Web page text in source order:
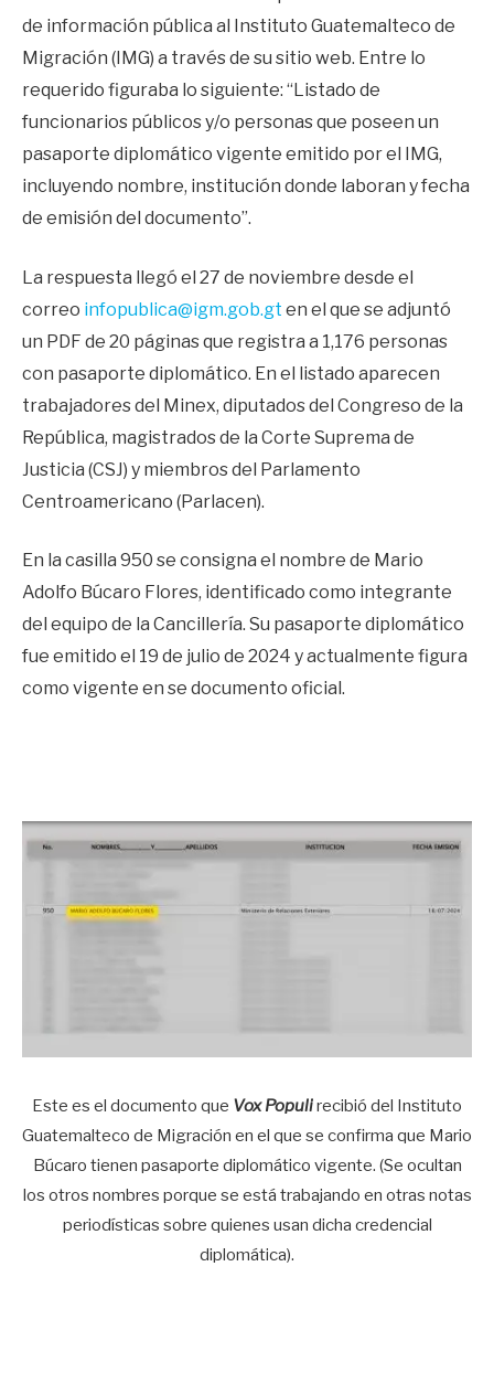
de información pública al Instituto Guatemalteco de
Migración (IMG) a través de su sitio web. Entre lo
requerido figuraba lo siguiente: “Listado de
funcionarios públicos y/o personas que poseen un
pasaporte diplomático vigente emitido por el IMG,
incluyendo nombre, institución donde laboran y fecha
de emisión del documento”.
La respuesta llegó el 27 de noviembre desde el
correo infopublica@igm.gob.gt en el que se adjuntó
un PDF de 20 páginas que registra a 1,176 personas
con pasaporte diplomático. En el listado aparecen
trabajadores del Minex, diputados del Congreso de la
República, magistrados de la Corte Suprema de
Justicia (CSJ) y miembros del Parlamento
Centroamericano (Parlacen).
En la casilla 950 se consigna el nombre de Mario
Adolfo Búcaro Flores, identificado como integrante
del equipo de la Cancillería. Su pasaporte diplomático
fue emitido el 19 de julio de 2024 y actualmente figura
como vigente en se documento oficial.
Este es el documento que Vox Populirecibió del Instituto
Guatemalteco de Migración en el que se confirma que Mario
Búcaro tienen pasaporte diplomático vigente. (Se ocultan
los otros nombres porque se está trabajando en otras notas
periodísticas sobre quienes usan dicha credencial
diplomática).